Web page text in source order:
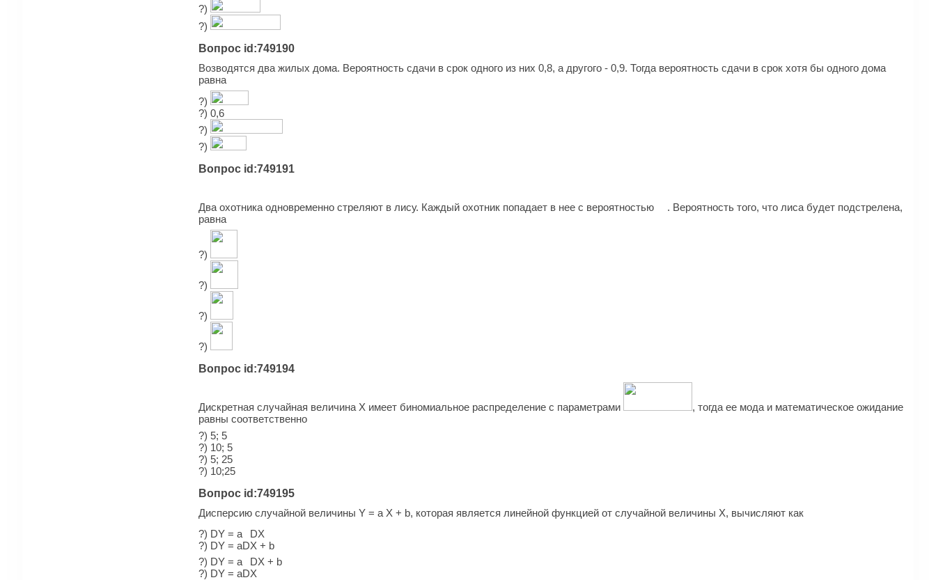
?)
?)
Вопрос id:749190
Возводятся два жилых дома. Вероятность сдачи в срок одного из них 0,8, а другого - 0,9. Тогда вероятность сдачи в срок хотя бы одного дома
равна
?)
?) 0,6
?)
?)
Вопрос id:749191
Два охотника одновременно стреляют в лису. Каждый охотник попадает в нее с вероятностью
. Вероятность того, что лиса будет подстрелена,
равна
?)
?)
?)
?)
Вопрос id:749194
Дискретная случайная величина Х имеет биномиальное распределение с параметрами
, тогда ее мода и математическое ожидание
равны соответственно
?) 5; 5
?) 10; 5
?) 5; 25
?) 10;25
Вопрос id:749195
Дисперсию случайной величины Y = a X + b, которая является линейной функцией от случайной величины Х, вычисляют как
?) DY = a
DX
?) DY = aDX + b
?) DY = a
DX + b
?) DY = aDX